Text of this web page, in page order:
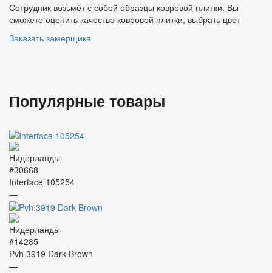
Сотрудник возьмёт с собой образцы ковровой плитки. Вы
сможете оценить качество ковровой плитки, выбрать цвет
Заказать замерщика
Популярные товары
#30668
Interface 105254
—
#14285
Pvh 3919 Dark Brown
—